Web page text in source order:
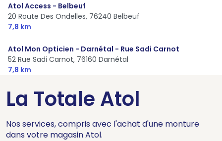
Atol Access - Belbeuf
20 Route Des Ondelles, 76240 Belbeuf
7,8 km
Atol Mon Opticien - Darnétal - Rue Sadi Carnot
52 Rue Sadi Carnot, 76160 Darnétal
7,8 km
La Totale Atol
Nos services, compris avec l'achat d'une monture
dans votre magasin Atol.